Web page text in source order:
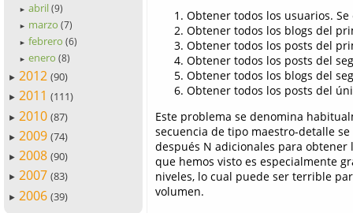
► abril (9)
► marzo (7)
► febrero (6)
► enero (8)
► 2012 (90)
► 2011 (111)
► 2010 (87)
► 2009 (74)
► 2008 (90)
► 2007 (83)
► 2006 (39)
Obtener todos los usuarios.
Obtener todos los blogs del
Obtener todos los posts del
Obtener todos los posts del
Obtener todos los blogs del
Obtener todos los posts del
Este problema se denomina
secuencia de tipo maestro-detalle
después N adicionales para obtener
que hemos visto es especialmente
niveles, lo cual puede ser terrible
volumen.